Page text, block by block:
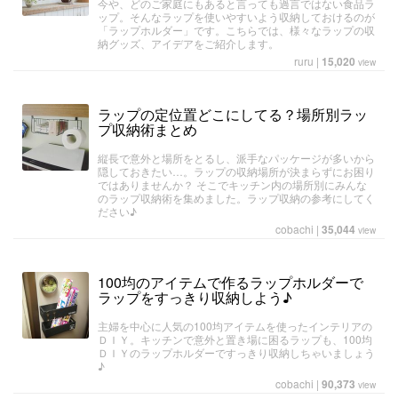
今や、どのご家庭にもあると言っても過言ではない食品ラ
ップ。そんなラップを使いやすいよう収納しておけるのが
「ラップホルダー」です。こちらでは、様々なラップの収
納グッズ、アイデアをご紹介します。
ruru | 15,020 view
ラップの定位置どこにしてる？場所別ラッ
プ収納術まとめ
縦長で意外と場所をとるし、派手なパッケージが多いから
隠しておきたい…。ラップの収納場所が決まらずにお困り
ではありませんか？ そこでキッチン内の場所別にみんな
のラップ収納術を集めました。ラップ収納の参考にしてく
ださい♪
cobachi | 35,044 view
100均のアイテムで作るラップホルダーで
ラップをすっきり収納しよう♪
主婦を中心に人気の100均アイテムを使ったインテリアの
ＤＩＹ。キッチンで意外と置き場に困るラップも、100均
ＤＩＹのラップホルダーですっきり収納しちゃいましょう
♪
cobachi | 90,373 view